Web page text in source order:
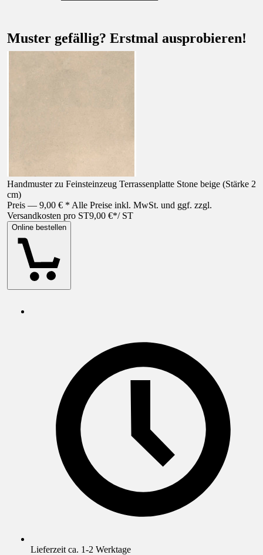
Muster gefällig? Erstmal ausprobieren!
Handmuster zu Feinsteinzeug Terrassenplatte Stone beige (Stärke 2
cm)
Preis — 9,00 € * Alle Preise inkl. MwSt. und ggf. zzgl.
Versandkosten pro ST9,00 €*/ ST
Online bestellen
Lieferzeit ca. 1-2 Werktage